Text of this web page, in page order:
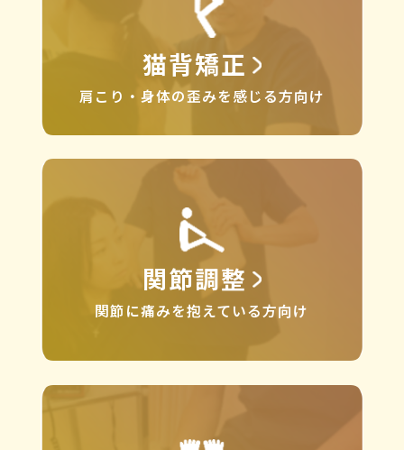
猫背矯正
肩こり・身体の歪みを感じる方向け
関節調整
関節に痛みを抱えている方向け